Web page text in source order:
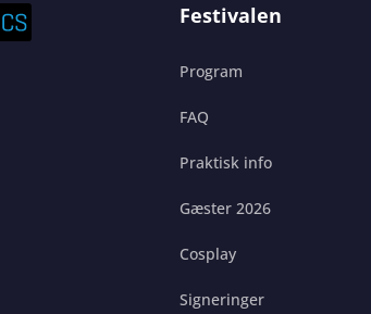
Festivalen
Program
FAQ
Praktisk info
Gæster 2026
Cosplay
Signeringer